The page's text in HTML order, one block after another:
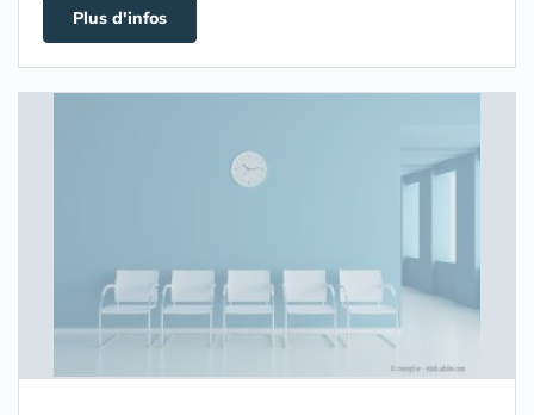
Plus d'infos